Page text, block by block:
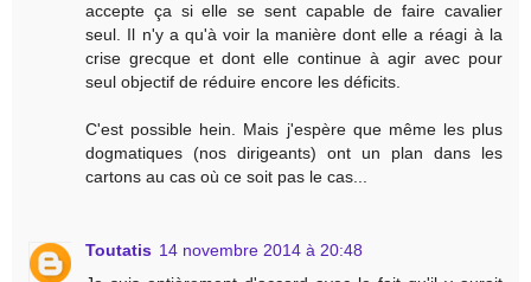
accepte ça si elle se sent capable de faire cavalier
seul. Il n'y a qu'à voir la manière dont elle a réagi à la
crise grecque et dont elle continue à agir avec pour
seul objectif de réduire encore les déficits.
C'est possible hein. Mais j'espère que même les plus
dogmatiques (nos dirigeants) ont un plan dans les
cartons au cas où ce soit pas le cas...
Toutatis 14 novembre 2014 à 20:48